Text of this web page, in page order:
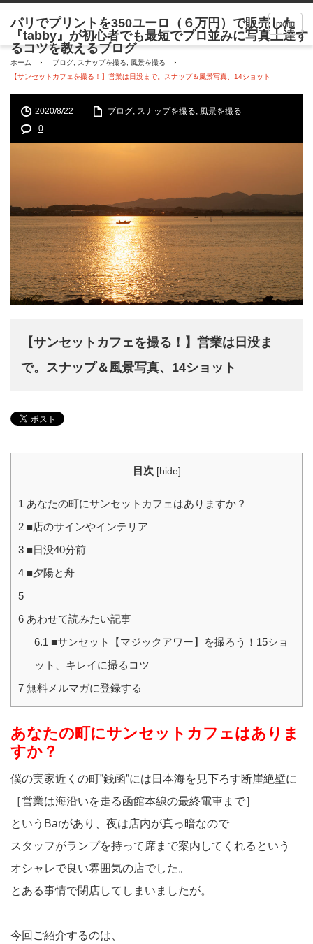
menu
ホーム ブログ スナップを撮る
風景を撮る
【サンセットカフェを撮る！】営業は日没まで。スナップ＆風景写真、14ショット
2020/8/22 ブログ, スナップを撮る, 風景を撮る
0
【サンセットカフェを撮る！】営業は日没ま
で。スナップ＆風景写真、14ショット
目次 [hide]
1 あなたの町にサンセットカフェはありますか？
2 ■店のサインやインテリア
3 ■日没40分前
4 ■夕陽と舟
5
6 あわせて読みたい記事
6.1 ■サンセット【マジックアワー】を撮ろう！15ショ
ット、キレイに撮るコツ
7 無料メルマガに登録する
あなたの町にサンセットカフェはありま
すか？
僕の実家近くの町”銭函”には日本海を見下ろす断崖絶壁に
［営業は海沿いを走る函館本線の最終電車まで］
というBarがあり、夜は店内が真っ暗なので
スタッフがランプを持って席まで案内してくれるという
オシャレで良い雰囲気の店でした。
とある事情で閉店してしまいましたが。
今回ご紹介するのは、